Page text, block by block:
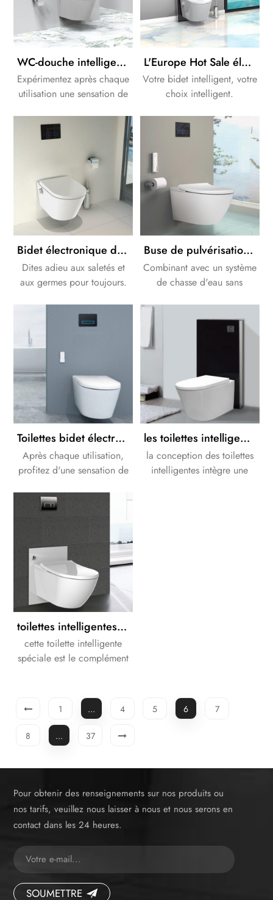
WC-douche intelligent avec réservoir pneumatique encastré
Expérimentez après chaque
utilisation une sensation de
agréable. Ce procédé est
également plus efficace et
plus sain que le nettoyage
avec du papier toilette.
L'Europe Hot Sale électronique Bide douche toilettes avec armoire citerne
Votre bidet intelligent, votre
choix intelligent.
Bidet électronique de douche intelligent de bidet électronique de bâti de mur d'OEM/ODM
Dites adieu aux saletés et
aux germes pour toujours.
Buse de pulvérisation entièrement autonettoyante laveuse à pulvérisation personnelle intégrée smart tolet
Combinant avec un système
de chasse d'eau sans
intelligentes ultimes offrent
une technologie de pointe
Toilettes bidet électroniques blanches de luxe, design sans bride
Après chaque utilisation,
profitez d'une sensation de
durable. Ce procédé est
également plus efficace et
papier toilette.
les toilettes intelligentes combinent les meilleures caractéristiques des toilettes traditionnelles en céramique de haute qualité avec les innovations des toilettes avancées modernes
la conception des toilettes
intelligentes intègre une
toilettes intelligentes tout-en-un haut de gamme
cette toilette intelligente
spéciale est le complément
1 ... 4 5 6 7
8 ... 37
Pour obtenir des renseignements sur nos produits ou
nos tarifs, veuillez nous laisser à nous et nous serons en
contact dans les 24 heures.
SOUMETTRE